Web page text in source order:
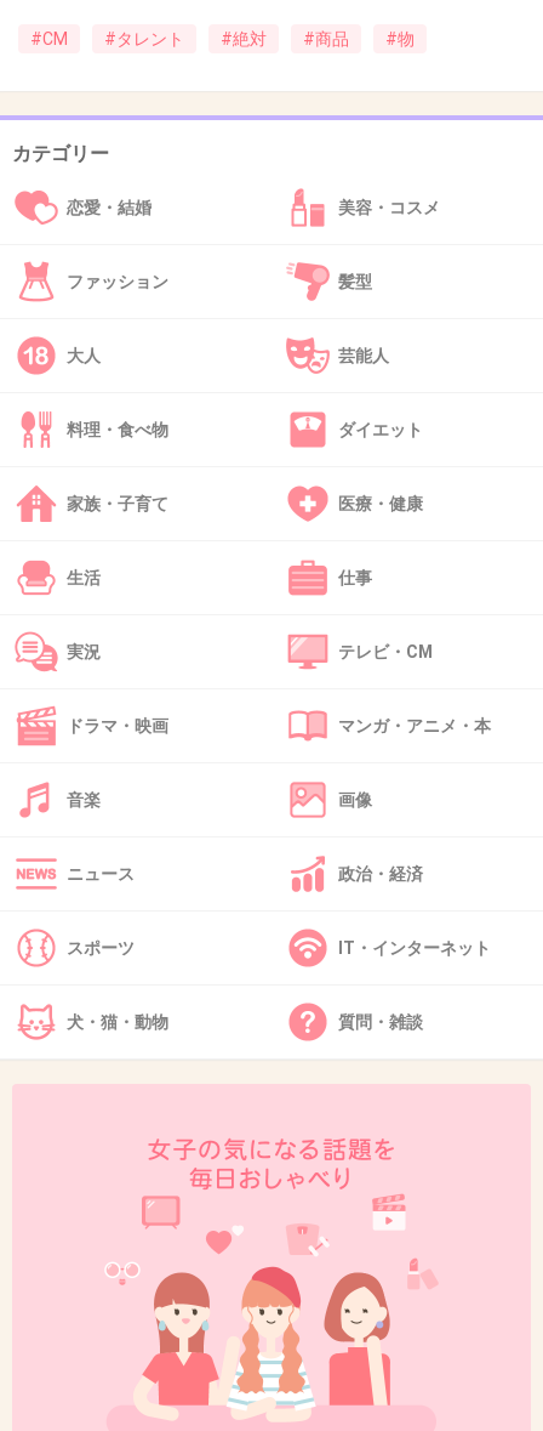
+367
44. 匿名2015/02/22(日) 21:53:55
昔やってた玉木宏のミスド。
絶対に食べてないだろーって思ってた！
+285
45. 匿名
IKKOがCM出てる、カネボウのうるり。
デンタルケア商品の歯科医師
47. 匿名 2015/02/22(日) 21:55:51
は違うの使ってるって聞いたことある。
48. 匿名 2015/02/22(日) 21:56:21
松潤のエリエールのCM
オムツ使ってるわけない！(笑)
+574
#CM #タレント #絶対 #商品 #物
カテゴリー
恋愛・結婚 美容・コスメ
ファッション 髪型
大人 芸能人
料理・食べ物 ダイエット
家族・子育て 医療・健康
生活 仕事
実況 テレビ・CM
ドラマ・映画 マンガ・アニメ・本
音楽 画像
ニュース 政治・経済
スポーツ IT・インターネット
犬・猫・動物 質問・雑談